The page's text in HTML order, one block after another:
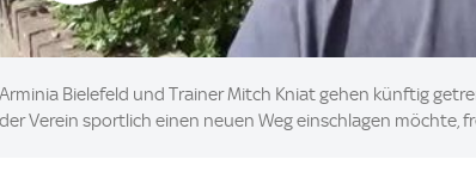
Arminia Bielefeld und Trainer Mitch Kniat gehen künftig
der Verein sportlich einen neuen Weg einschlagen möchte,